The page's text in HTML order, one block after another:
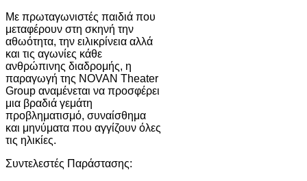
Με πρωταγωνιστές παιδιά που
μεταφέρουν στη σκηνή την
αθωότητα, την ειλικρίνεια αλλά
και τις αγωνίες κάθε
ανθρώπινης διαδρομής, η
παραγωγή της NOVAN Theater
Group αναμένεται να προσφέρει
μια βραδιά γεμάτη
προβληματισμό, συναίσθημα
και μηνύματα που αγγίζουν όλες
τις ηλικίες.
Συντελεστές Παράστασης: